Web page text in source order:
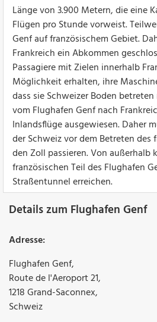
Länge von 3.900 Metern, die eine
Flügen pro Stunde vorweist.
Genf auf französischem Gebiet.
Frankreich ein Abkommen
Passagiere mit Zielen innerhalb
Möglichkeit erhalten, ihre
dass sie Schweizer Boden
vom Flughafen Genf nach
Inlandsflüge ausgewiesen. Daher
der Schweiz vor dem Betreten des
den Zoll passieren. Von außerhalb
französischen Teil des Flughafen
Straßentunnel erreichen.
Details zum Flughafen Genf
Adresse:
Flughafen Genf,
Route de l'Aeroport 21,
1218Grand-Saconnex,
Schweiz